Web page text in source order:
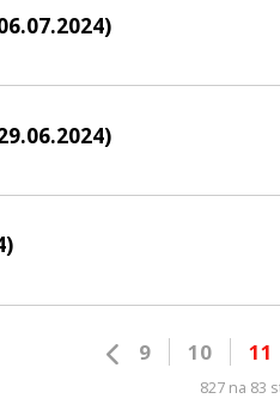
9 10 11
827 na 83